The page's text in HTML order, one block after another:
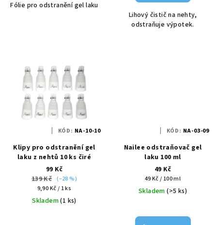
Fólie pro odstranění gel laku
Lihový čistič na nehty,
odstraňuje výpotek.
Klipy pro odstranění gel
laku z nehtů 10 ks čiré
99 Kč
139 Kč (–28 %)
Měrná
cena:
9,90 Kč / 1 ks
Skladem(1 ks)
KÓD: NA-10-10
Nailee odstraňovač gel
laku 100 ml
49 Kč
Měrná
cena:
49 Kč / 100 ml
Skladem(>5 ks)
KÓD: NA-03-09